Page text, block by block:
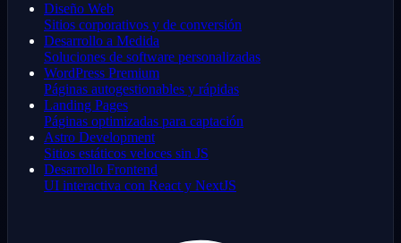
Diseño Web
Sitios corporativos y de conversión
Desarrollo a Medida
Soluciones de software personalizadas
WordPress Premium
Páginas autogestionables y rápidas
Landing Pages
Páginas optimizadas para captación
Astro Development
Sitios estáticos veloces sin JS
Desarrollo Frontend
UI interactiva con React y NextJS